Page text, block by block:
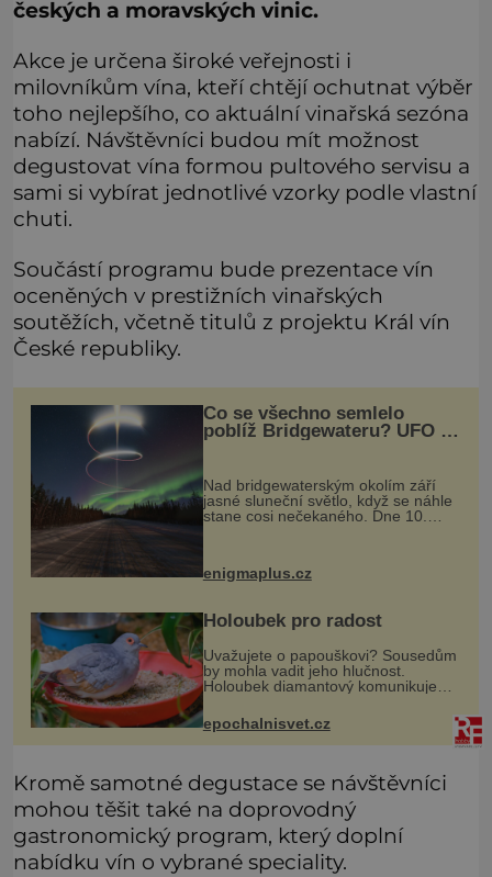
českých a moravských vinic.
Akce je určena široké veřejnosti i
milovníkům vína, kteří chtějí ochutnat výběr
toho nejlepšího, co aktuální vinařská sezóna
nabízí. Návštěvníci budou mít možnost
degustovat vína formou pultového servisu a
sami si vybírat jednotlivé vzorky podle vlastní
chuti.
Součástí programu bude prezentace vín
oceněných v prestižních vinařských
soutěžích, včetně titulů z projektu Král vín
České republiky.
Co se všechno semlelo
poblíž Bridgewateru? UFO na
Nad bridgewaterským okolím září
jasné sluneční světlo, když se náhle
stane cosi nečekaného. Dne 10.
května roku 1760 v deset hodin
přeletu UFO
enigmaplus.cz
Holoubek pro radost
Uvažujete o papouškovi? Sousedům
by mohla vadit jeho hlučnost.
Holoubek diamantový komunikuje
roztomilý a hodí se i pro chovatele
začátečníky. Jedná se o nenároč
epochalnisvet.cz
Kromě samotné degustace se návštěvníci
mohou těšit také na doprovodný
gastronomický program, který doplní
nabídku vín o vybrané speciality.